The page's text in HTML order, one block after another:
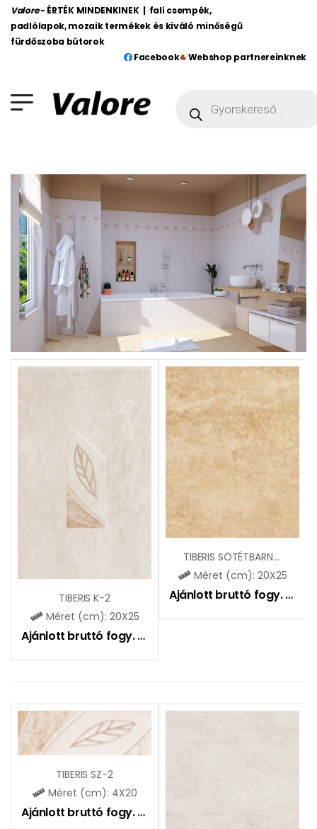
Valore - ÉRTÉK MINDENKINEK | fali csempék,
padlólapok, mozaik termékek és kiváló minőségű
fürdőszoba bútorok
Facebook
Webshop partnereinknek
TIBERIS K-2
Méret (cm): 20X25
Ajánlott bruttó fogy. ár:
TIBERIS SÖTÉTBARNA ZBE799
Méret (cm): 20X25
Ajánlott bruttó fogy. ár:
TIBERIS SZ-2
Méret (cm): 4X20
Ajánlott bruttó fogy. ár: 1305